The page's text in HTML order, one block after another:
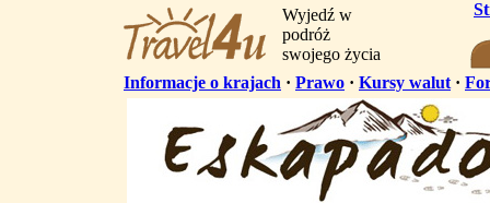
Wyjedź w
podróż
swojego życia
Informacje o krajach · Prawo · Kursy walut ·